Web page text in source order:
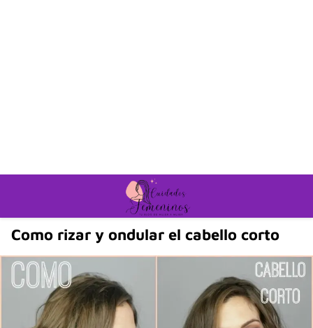
Como rizar y ondular el cabello corto